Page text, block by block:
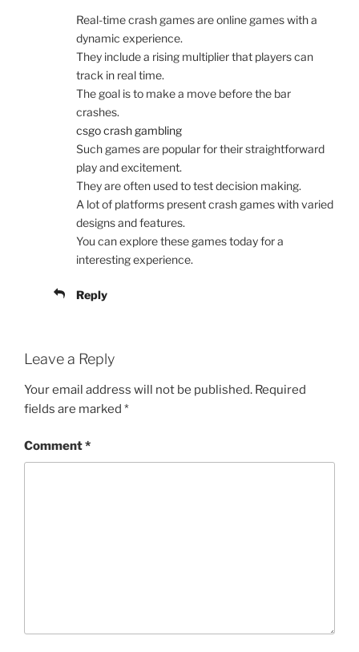
Real-time crash games are online games with a
dynamic experience.
They include a rising multiplier that players can
track in real time.
The goal is to make a move before the bar
crashes.
csgo crash gambling
Such games are popular for their straightforward
play and excitement.
They are often used to test decision making.
A lot of platforms present crash games with varied
designs and features.
You can explore these games today for a
interesting experience.
Reply
Leave a Reply
Your email address will not be published. Required
fields are marked *
Comment*